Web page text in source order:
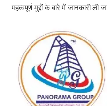
महत्वपूर्ण मुद्दों के बारे में जानकारी